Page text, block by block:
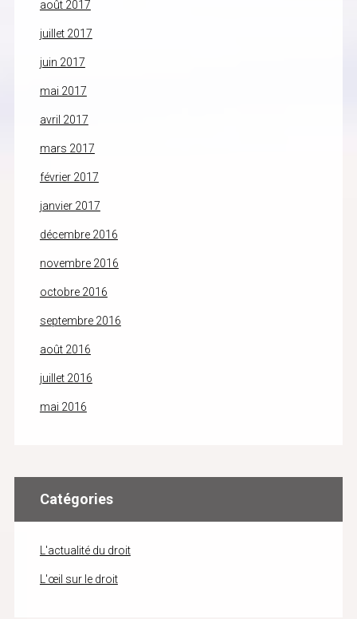
août 2017
juillet 2017
juin 2017
mai 2017
avril 2017
mars 2017
février 2017
janvier 2017
décembre 2016
novembre 2016
octobre 2016
septembre 2016
août 2016
juillet 2016
mai 2016
Catégories
L'actualité du droit
L'œil sur le droit